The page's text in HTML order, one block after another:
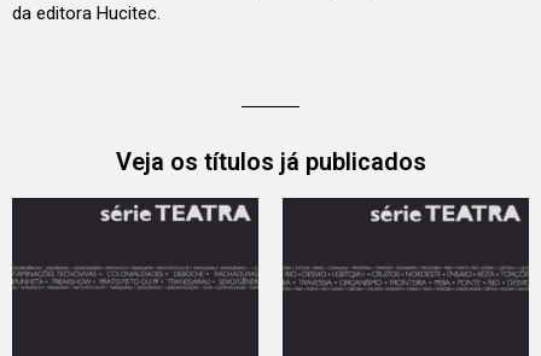
da editora Hucitec.
Veja os títulos já publicados